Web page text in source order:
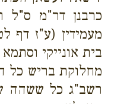
כרבנן דר"מ ס"ל
מעמידין (ע"ז דף
בית אונייקי
מחלוקת בריש כל
רשב"ג כל ששהה